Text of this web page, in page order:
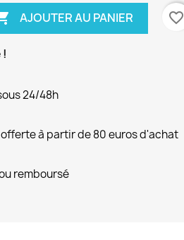
AJOUTER AU PANIER favorite_border
!
24/48h
à partir de 80 euros d'achat
remboursé